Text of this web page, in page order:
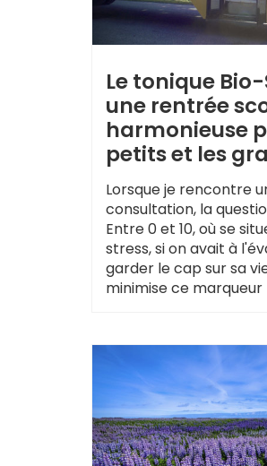
Le tonique
une rentrée
harmonieuse
petits et les
Lorsque je rencontre
consultation, la
Entre 0 et 10, où se
stress, si on avait à
garder le cap sur sa
minimise ce marqueur